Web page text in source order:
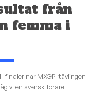
från
femma i
när MXGP–tävlingen
vi en svensk förare